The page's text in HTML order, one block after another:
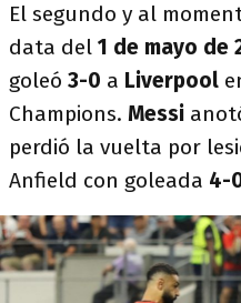
El segundo y al
data del 1 de mayo de
goleó 3-0 a Liverpool
Champions. Messi
perdió la vuelta por
Anfield con goleada 4-